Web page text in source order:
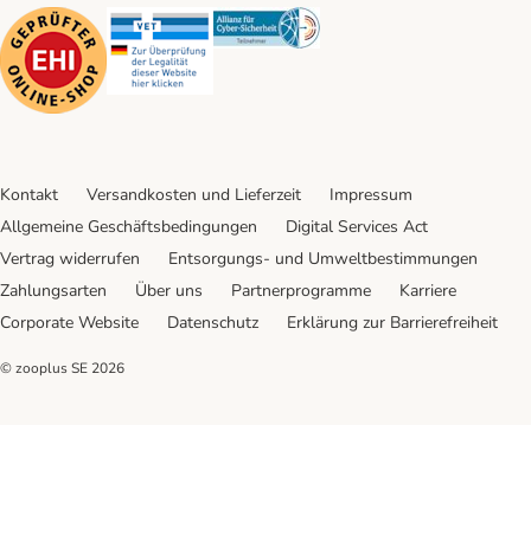
Security Security Security
Kontakt Versandkosten und Lieferzeit
Impressum
Allgemeine Geschäftsbedingungen
Digital Services Act
Vertrag widerrufen
Entsorgungs- und Umweltbestimmungen
Zahlungsarten
Über uns Partnerprogramme
Karriere
Corporate Website
Datenschutz Erklärung zur Barrierefreiheit
© zooplus SE 2026